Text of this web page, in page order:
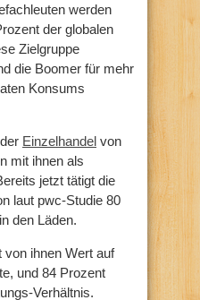
werden
der globalen
Zielgruppe
die Boomer für mehr
Konsums
Einzelhandel von
mit ihnen als
jetzt tätigt die
laut pwc-Studie 80
den Läden.
von ihnen Wert auf
und 84 Prozent
Verhältnis.